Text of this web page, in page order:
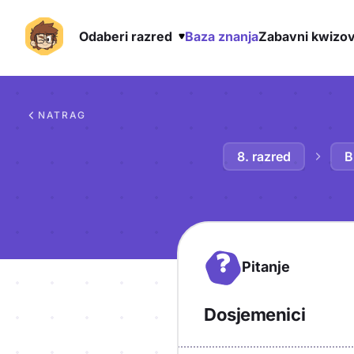
Odaberi razred Baza znanjaZabavni
NATRAG
8. razred
? Pitanje
Dosjemenici